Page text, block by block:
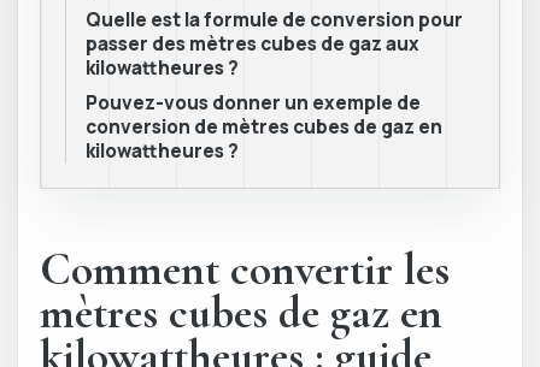
Quelle est la formule de conversion pour
passer des mètres cubes de gaz aux
kilowattheures ?
Pouvez-vous donner un exemple de
conversion de mètres cubes de gaz en
kilowattheures ?
Comment convertir les
mètres cubes de gaz en